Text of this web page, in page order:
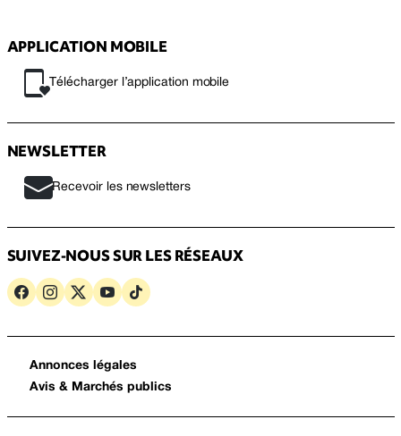
APPLICATION MOBILE
Télécharger l’application mobile
NEWSLETTER
Recevoir les newsletters
SUIVEZ-NOUS SUR LES RÉSEAUX
Annonces légales
Avis & Marchés publics